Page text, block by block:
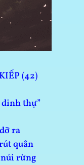
(42)
dinh thự”
ra
quân
rừng